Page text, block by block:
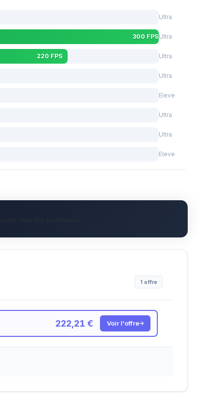
Ultra
300 FPSUltra
220 FPS Ultra
Ultra
Eleve
Ultra
Ultra
Eleve
1 offre
222,21 € Voir l'offre